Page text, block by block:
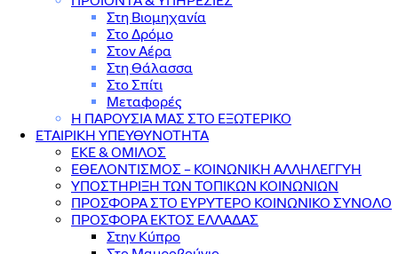
Στη Βιομηχανία
Στο Δρόμο
Στον Αέρα
Στη Θάλασσα
Στο Σπίτι
Μεταφορές
Η ΠΑΡΟΥΣΙΑ ΜΑΣ ΣΤΟ ΕΞΩΤΕΡΙΚΟ
ΕΤΑΙΡΙΚΗ ΥΠΕΥΘΥΝΟΤΗΤΑ
ΕΚΕ & ΟΜΙΛΟΣ
ΕΘΕΛΟΝΤΙΣΜΟΣ – ΚΟΙΝΩΝΙΚΗ ΑΛΛΗΛΕΓΓΥΗ
ΥΠΟΣΤΗΡΙΞΗ ΤΩΝ ΤΟΠΙΚΩΝ ΚΟΙΝΩΝΙΩΝ
ΠΡΟΣΦΟΡΑ ΣΤΟ ΕΥΡΥΤΕΡΟ ΚΟΙΝΩΝΙΚΟ ΣΥΝΟΛΟ
ΠΡΟΣΦΟΡΑ ΕΚΤΟΣ ΕΛΛΑΔΑΣ
Στην Κύπρο